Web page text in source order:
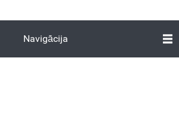
Navigācija